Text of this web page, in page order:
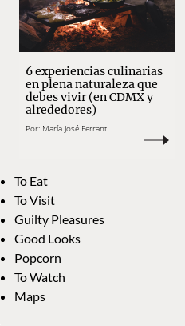
6 experiencias culinarias
en plena naturaleza que
debes vivir (en CDMX y
alrededores)
Por: María José Ferrant
To Eat
To Visit
Guilty Pleasures
Good Looks
Popcorn
To Watch
Maps